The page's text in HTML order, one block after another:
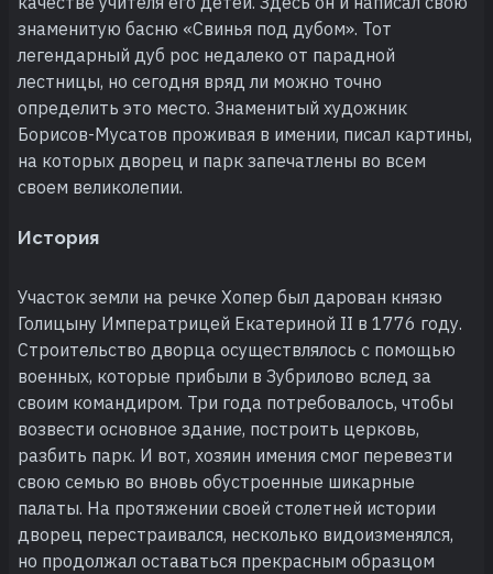
знаменитую басню «Свинья под дубом». Тот
легендарный дуб рос недалеко от парадной
лестницы, но сегодня вряд ли можно точно
определить это место. Знаменитый художник
Борисов-Мусатов проживая в имении, писал картины,
на которых дворец и парк запечатлены во всем
своем великолепии.
История
Участок земли на речке Хопер был дарован князю
Голицыну Императрицей Екатериной II в 1776 году.
Строительство дворца осуществлялось с помощью
военных, которые прибыли в Зубрилово вслед за
своим командиром. Три года потребовалось, чтобы
возвести основное здание, построить церковь,
разбить парк. И вот, хозяин имения смог перевезти
свою семью во вновь обустроенные шикарные
палаты. На протяжении своей столетней истории
дворец перестраивался, несколько видоизменялся,
но продолжал оставаться прекрасным образцом